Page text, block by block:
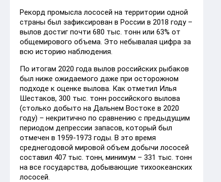
Рекорд промысла лососей на территории одной
страны был зафиксирован в России в 2018 году –
вылов достиг почти 680 тыс. тонн или 63% от
общемирового объема. Это небывалая цифра за
всю историю наблюдения.
По итогам 2020 года вылов российских рыбаков
был ниже ожидаемого даже при осторожном
подходе к оценке вылова. Как отметил Илья
Шестаков, 300 тыс. тонн российского вылова
(столько добыто на Дальнем Востоке в 2020
году) – некритично по сравнению с предыдущим
периодом депрессии запасов, который был
отмечен в 1959-1973 годы. В это время
среднегодовой мировой объем добычи лососей
составил 407 тыс. тонн, минимум – 331 тыс. тонн
на все государства, добывающие тихоокеанских
лососей.